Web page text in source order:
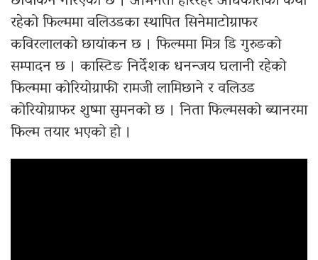
रहेको फिल्ममा वलिउडका स्थापित सिनेमाटोग्राफर
कविरलालको छायांकन छ । फिल्ममा मित्र डि गुरुङको
सम्पादन छ । कास्टिङ निर्देशक धनन्जय घलानी रहेको
फिल्ममा कोरियोग्राफी रामजी लामिछाने र वलिउड
कोरियोग्राफर शुष्मा सुमनको छ । निता फिल्मसको ब्यानरमा
फिल्म तयार भएको हो ।